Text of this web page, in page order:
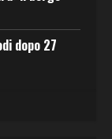
dopo 27